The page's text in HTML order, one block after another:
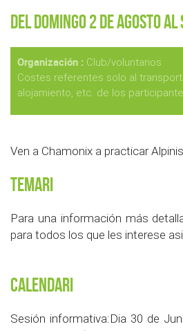
Del Domingo 2 de Agosto
Organización : Club/voluntarios
Costes referentes solo al
alojamiento, etc. de los
Ven a Chamonix a practicar
Temari
Para una información más
para todos los que les interese
Calendari
Sesión informativa:Dia 30 de